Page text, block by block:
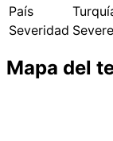
País
Severidad Severe
Mapa del